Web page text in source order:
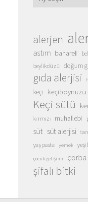
alerjen
astım bahareli
beylikdüzü doğum
gıda alerjisi
keçi keçiboynuzu
Keçi sütü
kırmızı muhallebi
süt süt alerjisi
yaş pasta yemek yeşil
çocuk gelişimi çorba
şifalı bitki